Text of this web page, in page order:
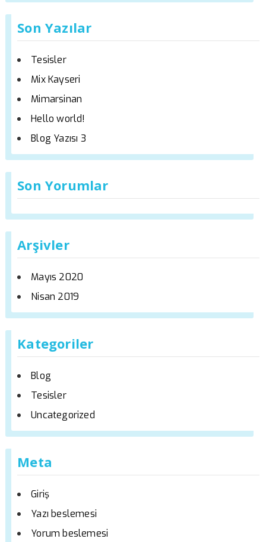
Son Yazılar
Tesisler
Mix Kayseri
Mimarsinan
Hello world!
Blog Yazısı 3
Son Yorumlar
Arşivler
Mayıs 2020
Nisan 2019
Kategoriler
Blog
Tesisler
Uncategorized
Meta
Giriş
Yazı beslemesi
Yorum beslemesi